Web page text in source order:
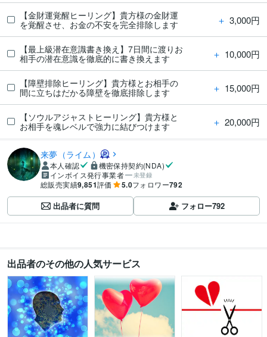
【金財運覚醒ヒーリング】貴方様の金財運
を覚醒させ、お金の不安を完全排除します
＋ 3,000円
【最上級潜在意識書き換え】7日間に渡りお
相手の潜在意識を徹底的に書き換えます
＋ 10,000円
【障壁排除ヒーリング】貴方様とお相手の
間に立ちはだかる障壁を徹底排除します
＋ 15,000円
【ソウルアジャストヒーリング】貴方様と
お相手を魂レベルで強力に結びつけます
＋ 20,000円
来夢（ライム）
本人確認
機密保持契約(NDA)
インボイス発行事業者
未登録
総販売実績9,851評価 5.0フォロワー792
出品者に質問 フォロー792
出品者のその他の人気サービス